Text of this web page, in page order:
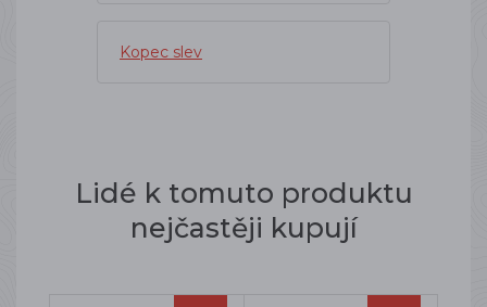
Kopec slev
Lidé k tomuto produktu
nejčastěji kupují